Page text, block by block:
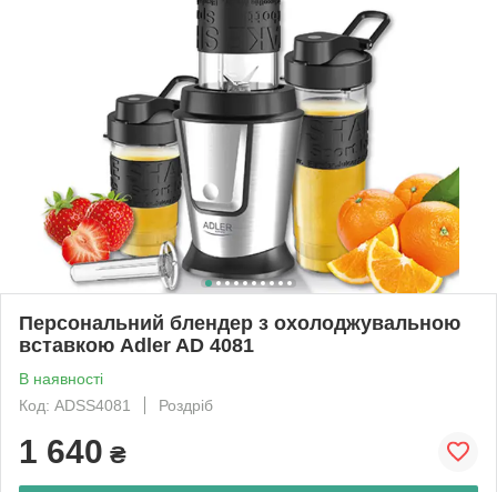
Персональний блендер з охолоджувальною
вставкою Adler AD 4081
В наявності
Код: ADSS4081
Роздріб
1 640 ₴